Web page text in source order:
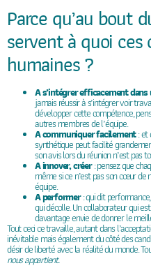
Parce qu’au bout
servent à quoi
humaines ?
A s’intégrer efficacement dans
jamais réussir à s’intégrer voir
développer cette compétence,
autres membres de l’équipe.
A communiquer facilement: et
synthétique peut facilité
son avis lors du réunion n’est pas
A innover, créer: pensez que
même si ce n’est pas son cœur de
équipe.
A performer: qui dit
qui décolle. Un collaborateur qui
davantage envie de donner le
Tout ceci ce travaille, autant dans
inévitable mais également du côté des
désir de liberté avec la réalité du monde.
nous appartient.